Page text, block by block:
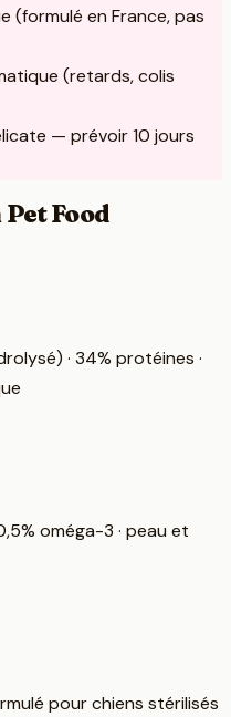
(formulé en France, pas
(retards, colis
— prévoir 10 jours
Food
· 34% protéines ·
oméga-3 · peau et
pour chiens stérilisés